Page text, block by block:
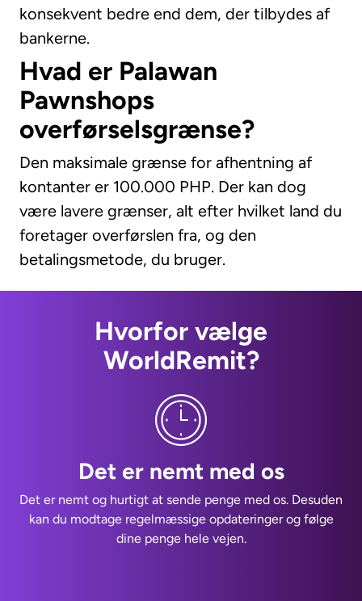
konsekvent bedre end dem, der tilbydes af
bankerne.
Hvad er Palawan
Pawnshops
overførselsgrænse?
Den maksimale grænse for afhentning af
kontanter er 100.000 PHP. Der kan dog
være lavere grænser, alt efter hvilket land du
foretager overførslen fra, og den
betalingsmetode, du bruger.
Hvorfor vælge
WorldRemit?
Det er nemt med os
Det er nemt og hurtigt at sende penge med os. Desuden
kan du modtage regelmæssige opdateringer og følge
dine penge hele vejen.